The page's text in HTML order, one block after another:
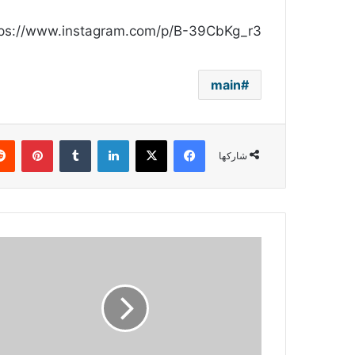
www.instagram.com/p/B-39CbKg_r3/
main
شاركها
فيسبوك ‫X لينكدإن